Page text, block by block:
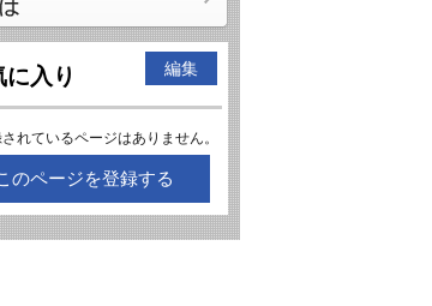
に入り 編集
れているページはありません。
のページを登録する